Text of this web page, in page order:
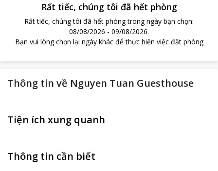
Rất tiếc, chúng tôi đã hết phòng
Rất tiếc, chúng tôi đã hết phòng trong ngày bạn chọn:
08/08/2026 - 09/08/2026.
Bạn vui lòng chọn lại ngày khác để thực hiện việc đặt phòng
Thông tin về Nguyen Tuan Guesthouse
Tiện ích xung quanh
Thông tin cần biết